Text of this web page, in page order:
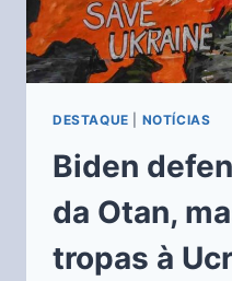
DESTAQUE NOTÍCIAS
Biden
da Otan,
tropas à